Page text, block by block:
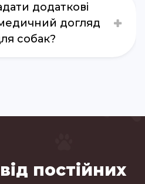
додаткові
медичний догляд
собак?
постійних